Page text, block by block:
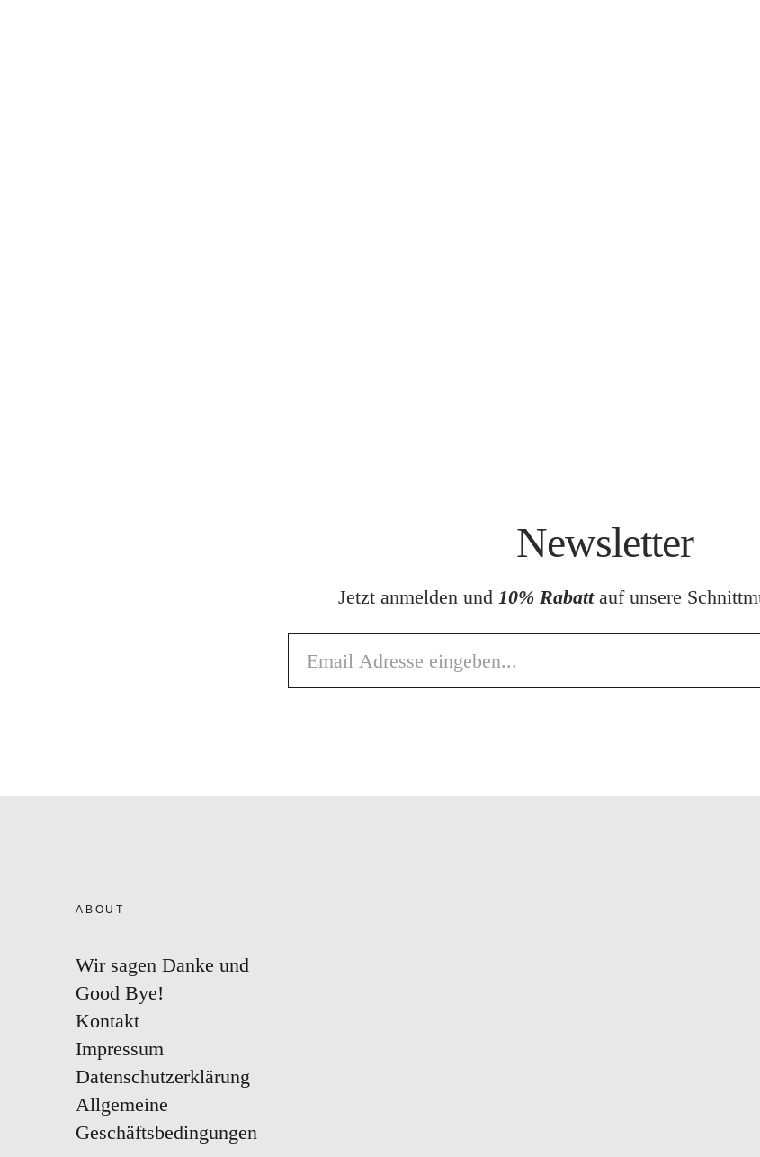
Newsletter
Jetzt anmelden und 10% Rabattauf unsere
ABOUT
Wir sagen Danke und
Good Bye!
Kontakt
Impressum
Datenschutzerklärung
Allgemeine
Geschäftsbedingungen